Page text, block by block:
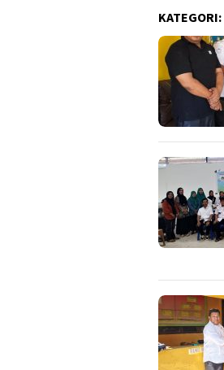
KATEGORI: